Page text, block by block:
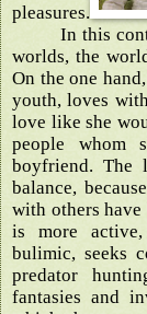
pleasures.
In this
worlds, the
On the one
youth, loves
love like she
people whom
boyfriend. The
balance,
with others have
is more
bulimic, seeks
predator
fantasies and